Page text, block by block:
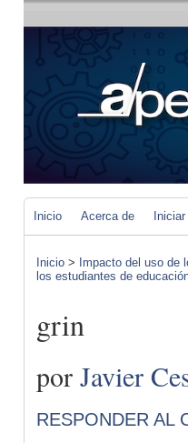
Inicio Acerca de
Inicio > Impacto del uso de
los estudiantes de
grin
por Javier
RESPONDER AL